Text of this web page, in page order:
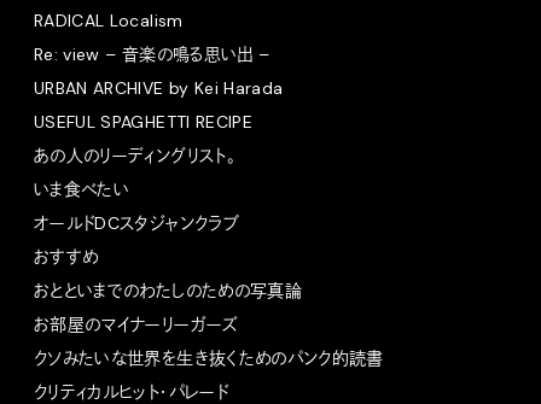
RADICAL Localism
Re: view – 音楽の鳴る思い出 –
URBAN ARCHIVE by Kei Harada
USEFUL SPAGHETTI RECIPE
あの人のリーディングリスト。
いま食べたい
オールドDCスタジャンクラブ
おすすめ
おとといまでのわたしのための写真論
お部屋のマイナーリーガーズ
クソみたいな世界を生き抜くためのパンク的読書
クリティカルヒット・パレード